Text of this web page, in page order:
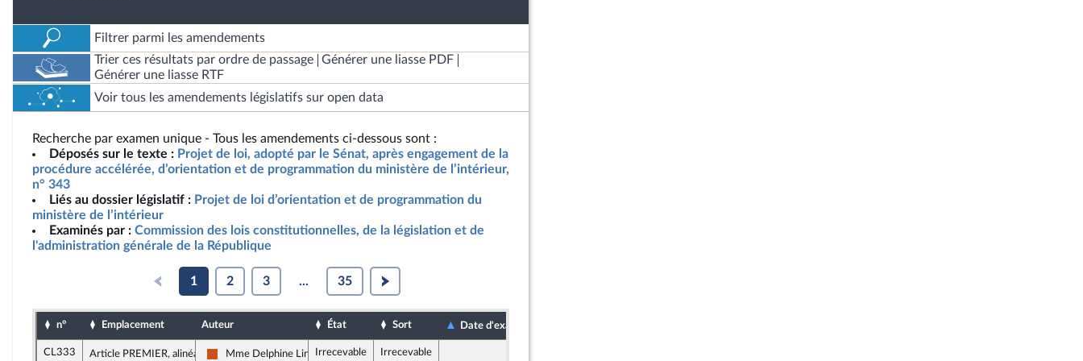
Filtrer parmi les amendements
Trier ces résultats par ordre de passage
Générer une liasse PDF
Générer une liasse RTF
Voir tous les amendements législatifs sur open data
Recherche par examen unique - Tous les amendements ci-dessous sont :
Déposés sur le texte : Projet de loi, adopté par le Sénat, après engagement de la
procédure accélérée, d’orientation et de programmation du ministère de l’intérieur,
n° 343
Liés au dossier législatif : Projet de loi d’orientation et de programmation du
ministère de l’intérieur
Examinés par : Commission des lois constitutionnelles, de la législation et de
l'administration générale de la République
1 2 3 ... 35
n° Emplacement Auteur État Sort Date d'examen
CL333 Article PREMIER, alinéa 166 Mme Delphine Lingemann
Irrecevable Irrecevable